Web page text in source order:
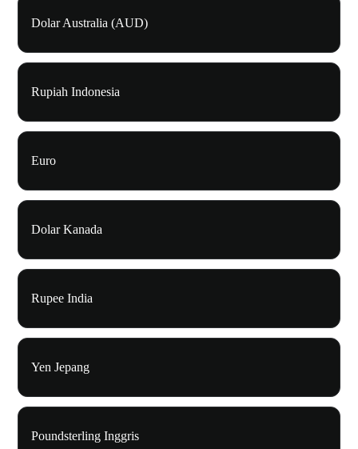
Dolar Australia (AUD)
Rupiah Indonesia
Euro
Dolar Kanada
Rupee India
Yen Jepang
Poundsterling Inggris